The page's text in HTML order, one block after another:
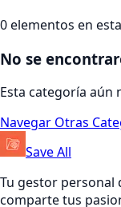
0elementos en
No se
Esta categoría aún
Navegar Otras
Save All
Tu gestor personal
comparte tus